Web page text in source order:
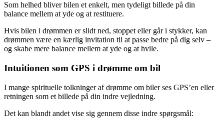
Som helhed bliver bilen et enkelt, men tydeligt billede på din
balance mellem at yde og at restituere.
Hvis bilen i drømmen er slidt ned, stoppet eller går i stykker, kan
drømmen være en kærlig invitation til at passe bedre på dig selv –
og skabe mere balance mellem at yde og at hvile.
Intuitionen som GPS i drømme om bil
I mange spirituelle tolkninger af drømme om biler ses GPS’en eller
retningen som et billede på din indre vejledning.
Det kan blandt andet vise sig gennem disse indre spørgsmål: